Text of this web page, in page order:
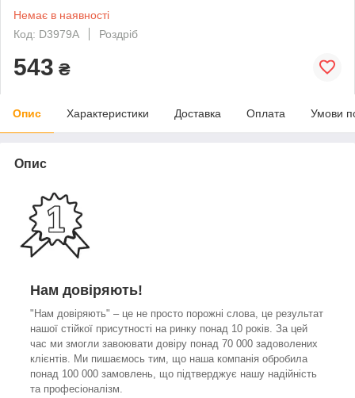
Немає в наявності
Код: D3979A
Роздріб
543 ₴
Опис Характеристики Доставка Оплата Умови
Опис
Нам довіряють!
"Нам довіряють" – це не просто порожні слова, це результат
нашої стійкої присутності на ринку понад 10 років. За цей
час ми змогли завоювати довіру понад 70 000 задоволених
клієнтів. Ми пишаємось тим, що наша компанія обробила
понад 100 000 замовлень, що підтверджує нашу надійність
та професіоналізм.